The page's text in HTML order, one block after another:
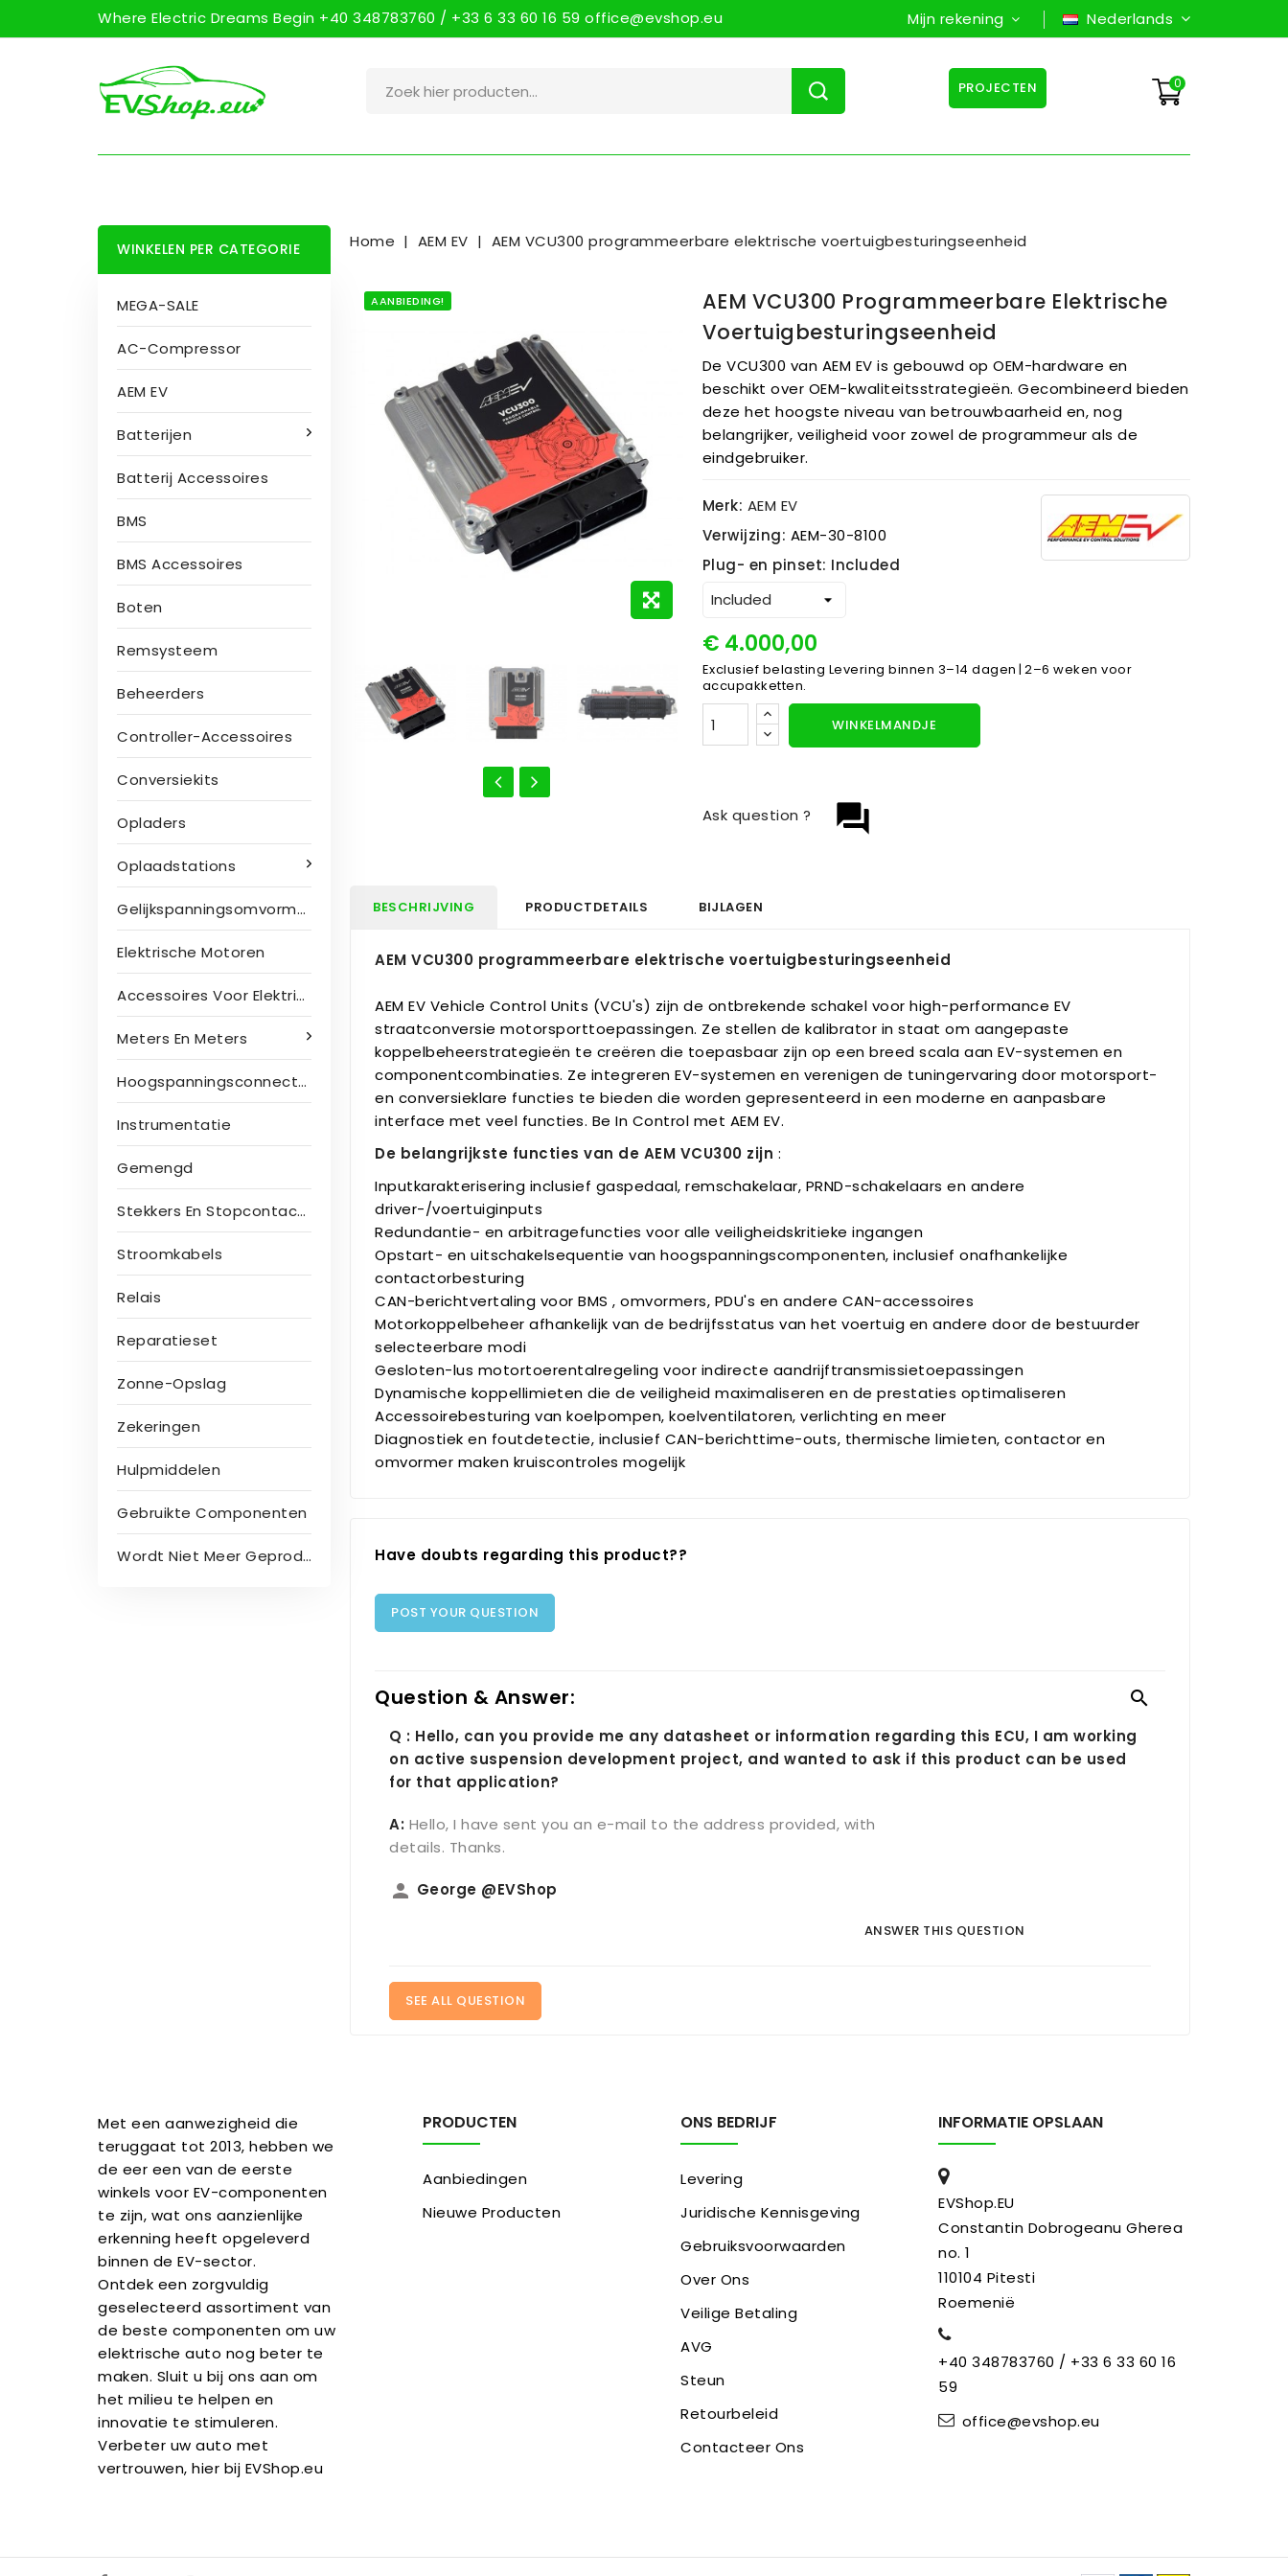
Where Electric Dreams Begin +40 348783760 / +33 6 33 60 16 59 office@evshop.eu Mijn rekening Nederlands
0
PROJECTEN
WINKELEN PER CATEGORIE
MEGA-SALE
AC-Compressor
AEM EV
Batterijen
Batterij Accessoires
BMS
BMS Accessoires
Boten
Remsysteem
Beheerders
Controller-Accessoires
Conversiekits
Opladers
Oplaadstations
Gelijkspanningsomvormers
Elektrische Motoren
Accessoires Voor Elektrische Motoren
Meters En Meters
Hoogspanningsconnectoren
Instrumentatie
Gemengd
Stekkers En Stopcontacten
Stroomkabels
Relais
Reparatieset
Zonne-Opslag
Zekeringen
Hulpmiddelen
Gebruikte Componenten
Wordt Niet Meer Geproduceerd
Home AEM EV AEM VCU300 programmeerbare elektrische voertuigbesturingseenheid
AANBIEDING!
AEM VCU300 Programmeerbare Elektrische
Voertuigbesturingseenheid
De VCU300 van AEM EV is gebouwd op OEM-hardware en
beschikt over OEM-kwaliteitsstrategieën. Gecombineerd bieden
deze het hoogste niveau van betrouwbaarheid en, nog
belangrijker, veiligheid voor zowel de programmeur als de
eindgebruiker.
Merk: AEM EV
Verwijzing: AEM-30-8100
Plug- en pinset: Included
€ 4.000,00
Exclusief belasting Levering binnen 3–14 dagen | 2–6 weken voor
accupakketten.
WINKELMANDJE
question_answer
Ask question ?
BESCHRIJVING PRODUCTDETAILS BIJLAGEN
AEM VCU300 programmeerbare elektrische voertuigbesturingseenheid
AEM EV Vehicle Control Units (VCU's) zijn de ontbrekende schakel voor high-performance EV
straatconversie motorsporttoepassingen. Ze stellen de kalibrator in staat om aangepaste
koppelbeheerstrategieën te creëren die toepasbaar zijn op een breed scala aan EV-systemen en
componentcombinaties. Ze integreren EV-systemen en verenigen de tuningervaring door motorsport-
en conversieklare functies te bieden die worden gepresenteerd in een moderne en aanpasbare
interface met veel functies. Be In Control met AEM EV.
De belangrijkste functies van de AEM VCU300 zijn :
Inputkarakterisering inclusief gaspedaal, remschakelaar, PRND-schakelaars en andere
driver-/voertuiginputs
Redundantie- en arbitragefuncties voor alle veiligheidskritieke ingangen
Opstart- en uitschakelsequentie van hoogspanningscomponenten, inclusief onafhankelijke
contactorbesturing
CAN-berichtvertaling voor BMS , omvormers, PDU's en andere CAN-accessoires
Motorkoppelbeheer afhankelijk van de bedrijfsstatus van het voertuig en andere door de bestuurder
selecteerbare modi
Gesloten-lus motortoerentalregeling voor indirecte aandrijftransmissietoepassingen
Dynamische koppellimieten die de veiligheid maximaliseren en de prestaties optimaliseren
Accessoirebesturing van koelpompen, koelventilatoren, verlichting en meer
Diagnostiek en foutdetectie, inclusief CAN-berichttime-outs, thermische limieten, contactor en
omvormer maken kruiscontroles mogelijk
Have doubts regarding this product??
POST YOUR QUESTION
Question & Answer: 
Q : Hello, can you provide me any datasheet or information regarding this ECU, I am working
on active suspension development project, and wanted to ask if this product can be used
for that application?
A: Hello, I have sent you an e-mail to the address provided, with
details. Thanks.
person George @EVShop
ANSWER THIS QUESTION
SEE ALL QUESTION
Met een aanwezigheid die
teruggaat tot 2013, hebben we
de eer een van de eerste
winkels voor EV-componenten
te zijn, wat ons aanzienlijke
erkenning heeft opgeleverd
binnen de EV-sector.
Ontdek een zorgvuldig
geselecteerd assortiment van
de beste componenten om uw
elektrische auto nog beter te
maken. Sluit u bij ons aan om
het milieu te helpen en
innovatie te stimuleren.
Verbeter uw auto met
vertrouwen, hier bij EVShop.eu
PRODUCTEN
Aanbiedingen
Nieuwe Producten
ONS BEDRIJF
Levering
Juridische Kennisgeving
Gebruiksvoorwaarden
Over Ons
Veilige Betaling
AVG
Steun
Retourbeleid
Contacteer Ons
INFORMATIE OPSLAAN
EVShop.EU
Constantin Dobrogeanu Gherea
no. 1
110104 Pitesti
Roemenië
+40 348783760 / +33 6 33 60 16
59
office@evshop.eu